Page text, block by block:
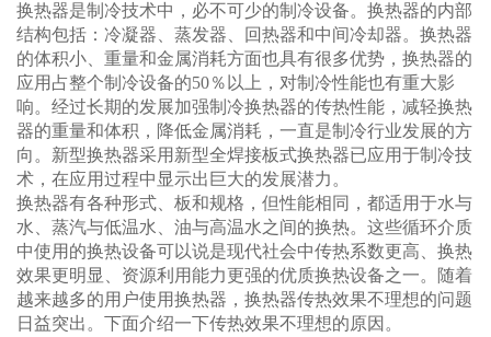
换热器是制冷技术中，必不可少的制冷设备。换热器的内部
结构包括：冷凝器、蒸发器、回热器和中间冷却器。换热器
的体积小、重量和金属消耗方面也具有很多优势，换热器的
应用占整个制冷设备的50％以上，对制冷性能也有重大影
响。经过长期的发展加强制冷换热器的传热性能，减轻换热
器的重量和体积，降低金属消耗，一直是制冷行业发展的方
向。新型换热器采用新型全焊接板式换热器已应用于制冷技
术，在应用过程中显示出巨大的发展潜力。
换热器有各种形式、板和规格，但性能相同，都适用于水与
水、蒸汽与低温水、油与高温水之间的换热。这些循环介质
中使用的换热设备可以说是现代社会中传热系数更高、换热
效果更明显、资源利用能力更强的优质换热设备之一。随着
越来越多的用户使用换热器，换热器传热效果不理想的问题
日益突出。下面介绍一下传热效果不理想的原因。